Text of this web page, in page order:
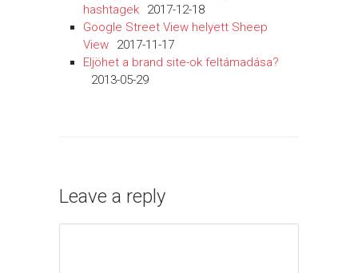
hashtagek
2017-12-18
Google Street View helyett Sheep
View
2017-11-17
Eljöhet a brand site-ok feltámadása?
2013-05-29
Leave a reply